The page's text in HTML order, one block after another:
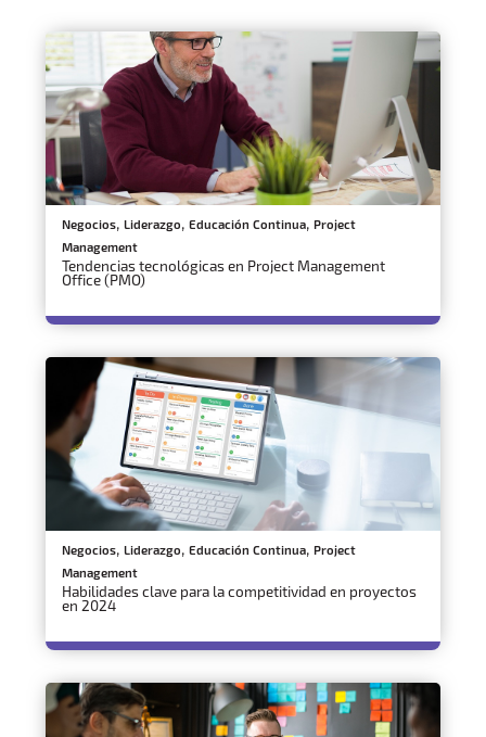
Negocios, Liderazgo, Educación Continua, Project
Management
Tendencias tecnológicas en Project Management
Office (PMO)
Negocios, Liderazgo, Educación Continua, Project
Management
Habilidades clave para la competitividad en proyectos
en 2024